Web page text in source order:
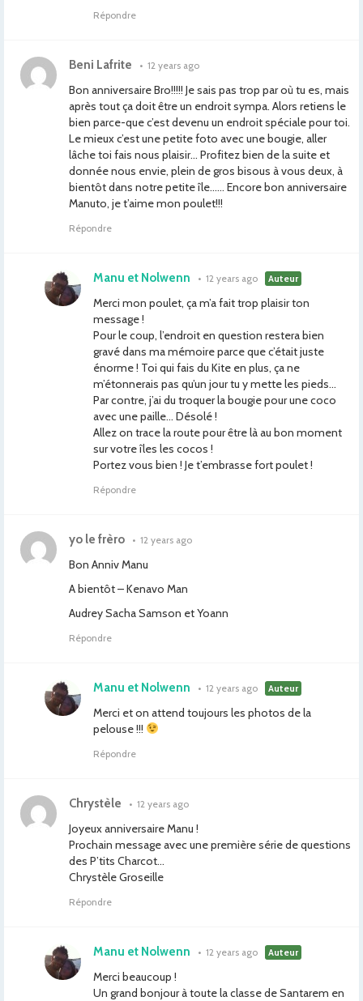
Répondre
Beni Lafrite • 12 years ago
Bon anniversaire Bro!!!!! Je sais pas trop par où tu es, mais
après tout ça doit être un endroit sympa. Alors retiens le
bien parce-que c’est devenu un endroit spéciale pour toi.
Le mieux c’est une petite foto avec une bougie, aller
lâche toi fais nous plaisir… Profitez bien de la suite et
donnée nous envie, plein de gros bisous à vous deux, à
bientôt dans notre petite île…… Encore bon anniversaire
Manuto, je t’aime mon poulet!!!
Répondre
Manu et Nolwenn • 12 years ago Auteur
Merci mon poulet, ça m’a fait trop plaisir ton
message !
Pour le coup, l’endroit en question restera bien
gravé dans ma mémoire parce que c’était juste
énorme ! Toi qui fais du Kite en plus, ça ne
m’étonnerais pas qu’un jour tu y mette les pieds…
Par contre, j’ai du troquer la bougie pour une coco
avec une paille… Désolé !
Allez on trace la route pour être là au bon moment
sur votre îles les cocos !
Portez vous bien ! Je t’embrasse fort poulet !
Répondre
yo le frèro • 12 years ago
Bon Anniv Manu
A bientôt – Kenavo Man
Audrey Sacha Samson et Yoann
Répondre
Manu et Nolwenn • 12 years ago Auteur
Merci et on attend toujours les photos de la
pelouse !!!
Répondre
Chrystèle • 12 years ago
Joyeux anniversaire Manu !
Prochain message avec une première série de questions
des P’tits Charcot…
Chrystèle Groseille
Répondre
Manu et Nolwenn • 12 years ago Auteur
Merci beaucoup !
Un grand bonjour à toute la classe de Santarem en